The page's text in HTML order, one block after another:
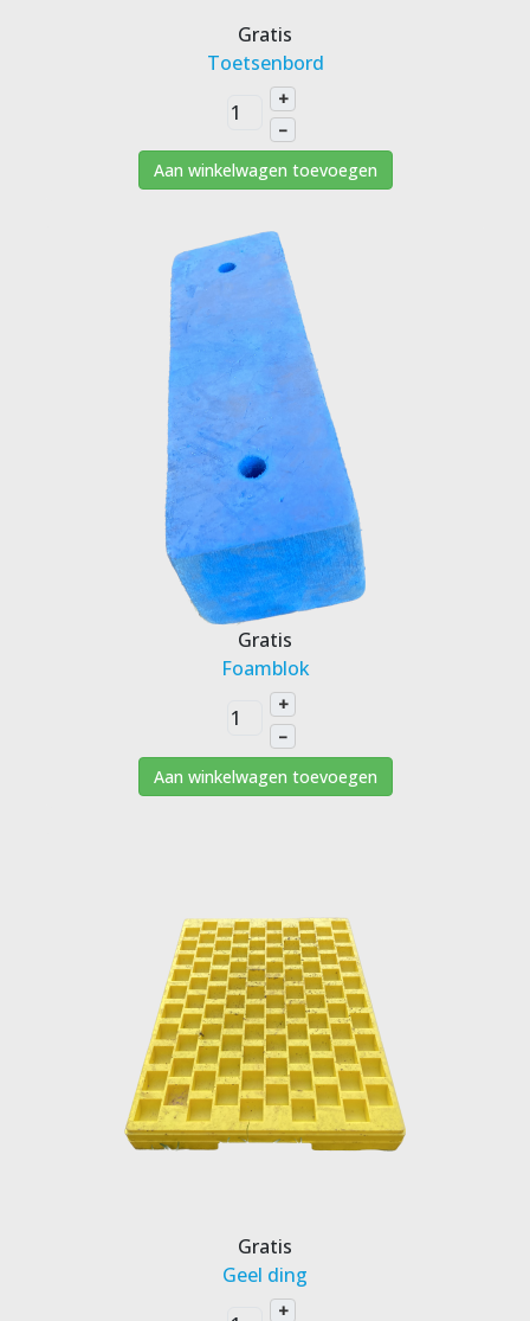
Gratis
Toetsenbord
+
–
Aan winkelwagen toevoegen
Gratis
Foamblok
+
–
Aan winkelwagen toevoegen
Gratis
Geel ding
+